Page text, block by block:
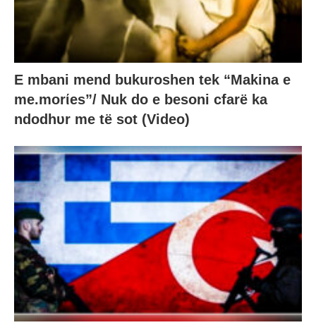
E mbani mend bukuroshen tek “Makina e
me.morίes”/ Nuk do e besoni cfarë ka
ndodhυr me të sot (Video)